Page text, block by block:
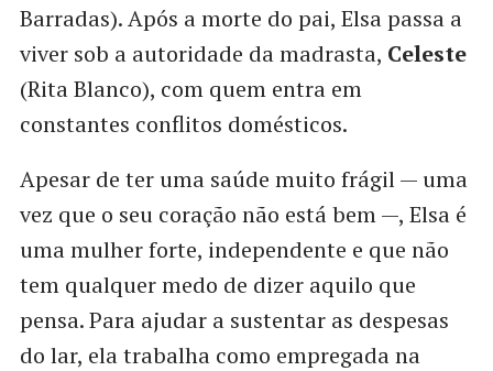
Barradas). Após a morte do pai, Elsa passa a
viver sob a autoridade da madrasta, Celeste
(Rita Blanco), com quem entra em
constantes conflitos domésticos.
Apesar de ter uma saúde muito frágil — uma
vez que o seu coração não está bem —, Elsa é
uma mulher forte, independente e que não
tem qualquer medo de dizer aquilo que
pensa. Para ajudar a sustentar as despesas
do lar, ela trabalha como empregada na